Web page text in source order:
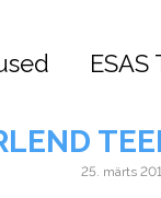
ESAS
25. märts